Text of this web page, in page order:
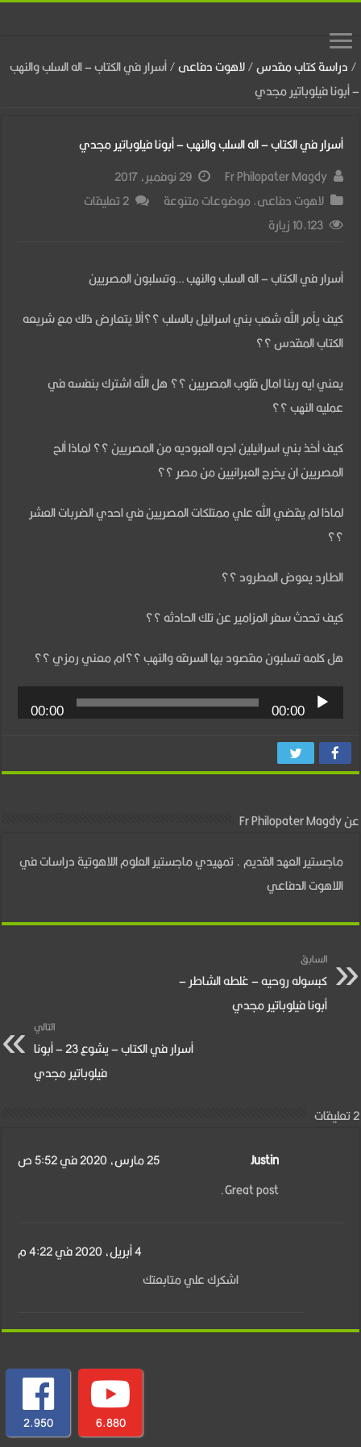
/دراسة كتاب مقدس/لاهوت دفاعى/أسرار في الكتاب – اله السلب والنهب
– أبونا فيلوباتير مجدي
أسرار في الكتاب – اله السلب والنهب – أبونا فيلوباتير مجدي
Fr Philopater Magdy
29 نوفمبر، 2017
لاهوت دفاعى, موضوعات متنوعة
2 تعليقات
10,123 زيارة
أسرار في الكتاب – اله السلب والنهب …وتسلبون المصريين
كيف يأمر الله شعب بني اسرائيل بالسلب ؟؟ألا يتعارض ذلك مع شريعه
الكتاب المقدس ؟؟
يعني ايه ربنا امال قلوب المصريين ؟؟ هل الله اشترك بنفسه في
عمليه النهب ؟؟
كيف أخذ بني اسرائيلين اجره العبوديه من المصريين ؟؟ لماذا ألح
المصريين ان يخرج العبرانيين من مصر ؟؟
لماذا لم يقضي الله علي ممتلكات المصريين في احدي الضربات العشر
؟؟
الطارد يعوض المطرود ؟؟
كيف تحدث سفر المزامير عن تلك الحادثه ؟؟
هل كلمه تسلبون مقصود بها السرقه والنهب ؟؟ام معني رمزي ؟؟
00:00
00:00
عن Fr Philopater Magdy
ماجستير العهد القديم . تمهيدي ماجستير العلوم اللاهوتية دراسات في
اللاهوت الدفاعي
السابق
كبسوله روحيه – غلطه الشاطر –
أبونا فيلوباتير مجدي
التالي
أسرار في الكتاب – يشوع 23 – أبونا
فيلوباتير مجدي
2 تعليقات
Justin
25 مارس، 2020 في 5:52 ص
Great post.
4 أبريل، 2020 في 4:22 م
اشكرك علي متابعتك
2,950 6,880